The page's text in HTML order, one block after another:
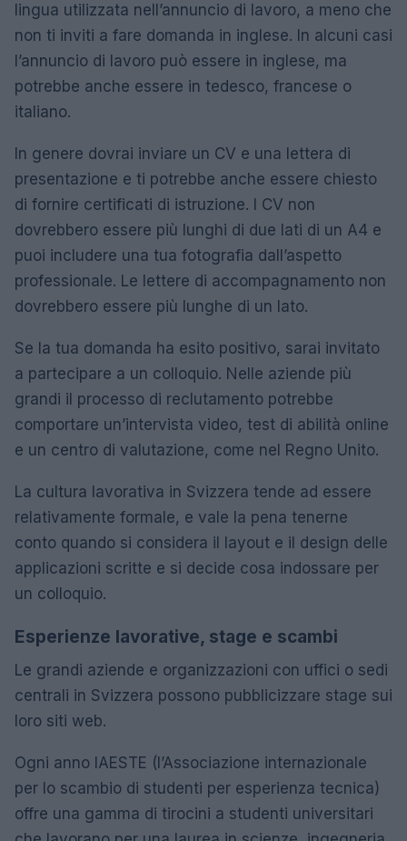
lingua utilizzata nell’annuncio di lavoro, a meno che
non ti inviti a fare domanda in inglese. In alcuni casi
l’annuncio di lavoro può essere in inglese, ma
potrebbe anche essere in tedesco, francese o
italiano.
In genere dovrai inviare un CV e una lettera di
presentazione e ti potrebbe anche essere chiesto
di fornire certificati di istruzione. I CV non
dovrebbero essere più lunghi di due lati di un A4 e
puoi includere una tua fotografia dall’aspetto
professionale. Le lettere di accompagnamento non
dovrebbero essere più lunghe di un lato.
Se la tua domanda ha esito positivo, sarai invitato
a partecipare a un colloquio. Nelle aziende più
grandi il processo di reclutamento potrebbe
comportare un’intervista video, test di abilità online
e un centro di valutazione, come nel Regno Unito.
La cultura lavorativa in Svizzera tende ad essere
relativamente formale, e vale la pena tenerne
conto quando si considera il layout e il design delle
applicazioni scritte e si decide cosa indossare per
un colloquio.
Esperienze lavorative, stage e scambi
Le grandi aziende e organizzazioni con uffici o sedi
centrali in Svizzera possono pubblicizzare stage sui
loro siti web.
Ogni anno IAESTE (l’Associazione internazionale
per lo scambio di studenti per esperienza tecnica)
offre una gamma di tirocini a studenti universitari